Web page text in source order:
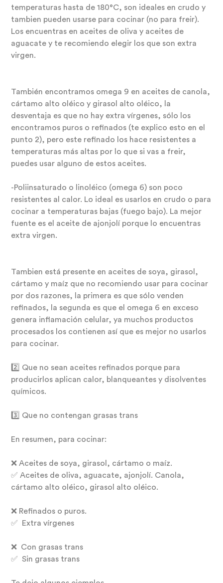
temperaturas hasta de 180°C, son ideales en crudo y
tambien pueden usarse para cocinar (no para freir).
Los encuentras en aceites de oliva y aceites de
aguacate y te recomiendo elegir los que son extra
virgen.
También encontramos omega 9 en aceites de canola,
cártamo alto oléico y girasol alto oléico, la
desventaja es que no hay extra vírgenes, sólo los
encontramos puros o refinados (te explico esto en el
punto 2), pero este refinado los hace resistentes a
temperaturas más altas por lo que si vas a freir,
puedes usar alguno de estos aceites.
-Poliinsaturado o linoléico (omega 6) son poco
resistentes al calor. Lo ideal es usarlos en crudo o para
cocinar a temperaturas bajas (fuego bajo). La mejor
fuente es el aceite de ajonjolí porque lo encuentras
extra virgen.
Tambien está presente en aceites de soya, girasol,
cártamo y maíz que no recomiendo usar para cocinar
por dos razones, la primera es que sólo venden
refinados, la segunda es que el omega 6 en exceso
genera inflamación celular, ya muchos productos
procesados los contienen así que es mejor no usarlos
para cocinar.
2️⃣ Que no sean aceites refinados porque para
producirlos aplican calor, blanqueantes y disolventes
químicos.
3️⃣ Que no contengan grasas trans
En resumen, para cocinar:
❌️ ️Aceites de soya, girasol, cártamo o maíz.
✅️ Aceites de oliva, aguacate, ajonjolí. Canola,
cártamo alto oléico, girasol alto oléico.
❌️ Refinados o puros.
✅️ ️ Extra vírgenes
❌️ ️ Con grasas trans
✅️ ️ Sin grasas trans